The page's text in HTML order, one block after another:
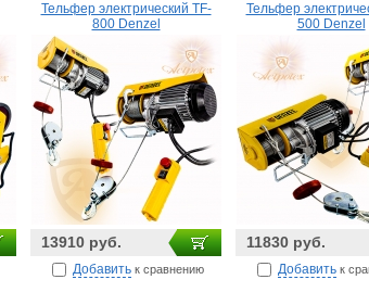
Тельфер электрический TF-
800 Denzel
13910 руб.
Добавить к сравнению
Тельфер
500 Denzel
11830 руб.
Добавить к